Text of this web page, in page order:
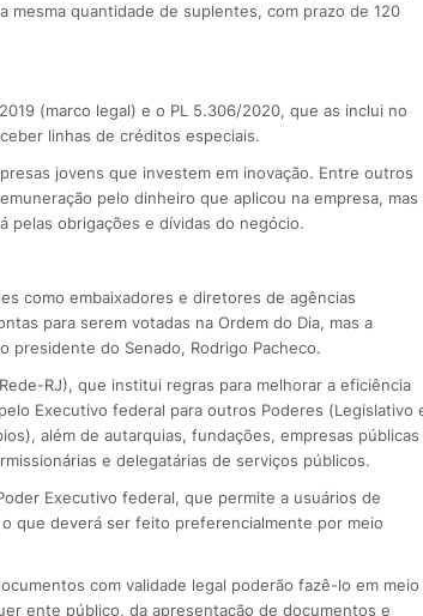
quantidade de suplentes, com prazo de 120
(marco legal) e o PL 5.306/2020, que as inclui no
linhas de créditos especiais.
jovens que investem em inovação. Entre outros
pelo dinheiro que aplicou na empresa, mas
pelas obrigações e dívidas do negócio.
como embaixadores e diretores de agências
para serem votadas na Ordem do Dia, mas a
presidente do Senado, Rodrigo Pacheco.
RJ), que institui regras para melhorar a eficiência
Executivo federal para outros Poderes (Legislativo
além de autarquias, fundações, empresas públicas
e delegatárias de serviços públicos.
Executivo federal, que permite a usuários de
que deverá ser feito preferencialmente por meio
com validade legal poderão fazê-lo em meio
ente público, da apresentação de documentos e